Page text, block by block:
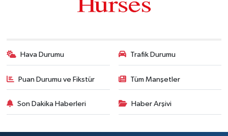
Hava Durumu Trafik Durumu
Puan Durumu ve Fikstür Tüm Manşetler
Son Dakika Haberleri Haber Arşivi